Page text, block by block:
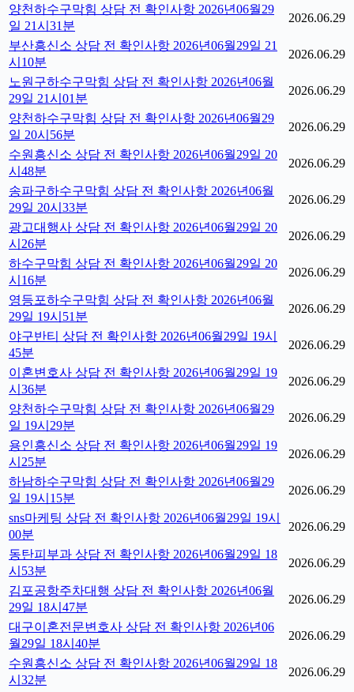
양천하수구막힘 상담 전 확인사항 2026년06월29
일 21시31분
2026.06.29
부산흥신소 상담 전 확인사항 2026년06월29일 21
시10분
2026.06.29
노원구하수구막힘 상담 전 확인사항 2026년06월
29일 21시01분
2026.06.29
양천하수구막힘 상담 전 확인사항 2026년06월29
일 20시56분
2026.06.29
수원흥신소 상담 전 확인사항 2026년06월29일 20
시48분
2026.06.29
송파구하수구막힘 상담 전 확인사항 2026년06월
29일 20시33분
2026.06.29
광고대행사 상담 전 확인사항 2026년06월29일 20
시26분
2026.06.29
하수구막힘 상담 전 확인사항 2026년06월29일 20
시16분
2026.06.29
영등포하수구막힘 상담 전 확인사항 2026년06월
29일 19시51분
2026.06.29
야구반티 상담 전 확인사항 2026년06월29일 19시
45분
2026.06.29
이혼변호사 상담 전 확인사항 2026년06월29일 19
시36분
2026.06.29
양천하수구막힘 상담 전 확인사항 2026년06월29
일 19시29분
2026.06.29
용인흥신소 상담 전 확인사항 2026년06월29일 19
시25분
2026.06.29
하남하수구막힘 상담 전 확인사항 2026년06월29
일 19시15분
2026.06.29
sns마케팅 상담 전 확인사항 2026년06월29일 19시
00분
2026.06.29
동탄피부과 상담 전 확인사항 2026년06월29일 18
시53분
2026.06.29
김포공항주차대행 상담 전 확인사항 2026년06월
29일 18시47분
2026.06.29
대구이혼전문변호사 상담 전 확인사항 2026년06
월29일 18시40분
2026.06.29
수원흥신소 상담 전 확인사항 2026년06월29일 18
시32분
2026.06.29